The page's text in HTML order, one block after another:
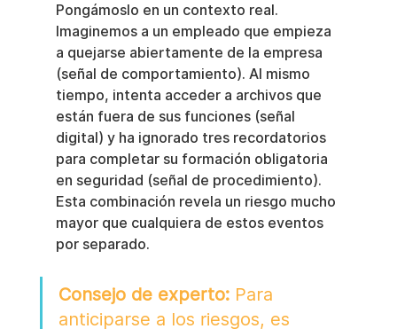
Pongámoslo en un contexto real.
Imaginemos a un empleado que empieza
a quejarse abiertamente de la empresa
(señal de comportamiento). Al mismo
tiempo, intenta acceder a archivos que
están fuera de sus funciones (señal
digital) y ha ignorado tres recordatorios
para completar su formación obligatoria
en seguridad (señal de procedimiento).
Esta combinación revela un riesgo mucho
mayor que cualquiera de estos eventos
por separado.
Consejo de experto: Para
anticiparse a los riesgos, es